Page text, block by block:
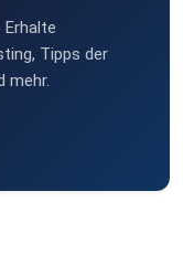
Tipps der
mehr.